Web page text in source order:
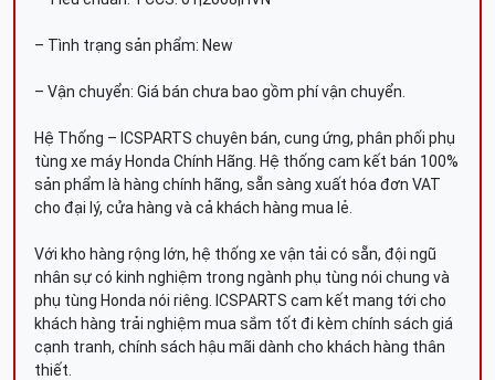
– Tình trạng sản phẩm: New
– Vận chuyển: Giá bán chưa bao gồm phí vận chuyển.
Hệ Thống – ICSPARTS chuyên bán, cung ứng, phân phối phụ
tùng xe máy Honda Chính Hãng. Hệ thống cam kết bán 100%
sản phẩm là hàng chính hãng, sẵn sàng xuất hóa đơn VAT
cho đại lý, cửa hàng và cả khách hàng mua lẻ.
Với kho hàng rộng lớn, hệ thống xe vận tải có sẵn, đội ngũ
nhân sự có kinh nghiệm trong ngành phụ tùng nói chung và
phụ tùng Honda nói riêng. ICSPARTS cam kết mang tới cho
khách hàng trải nghiệm mua sắm tốt đi kèm chính sách giá
cạnh tranh, chính sách hậu mãi dành cho khách hàng thân
thiết.